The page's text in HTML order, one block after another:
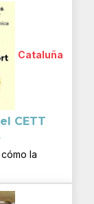
Cataluña
CETT
la